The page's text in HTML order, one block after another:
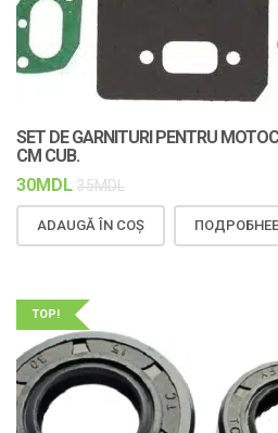
SET DE GARNITURI PENTRU
CM CUB.
30MDL 35MDL
ADAUGĂ ÎN COȘ ПОДРОБНЕЕ
TOP!